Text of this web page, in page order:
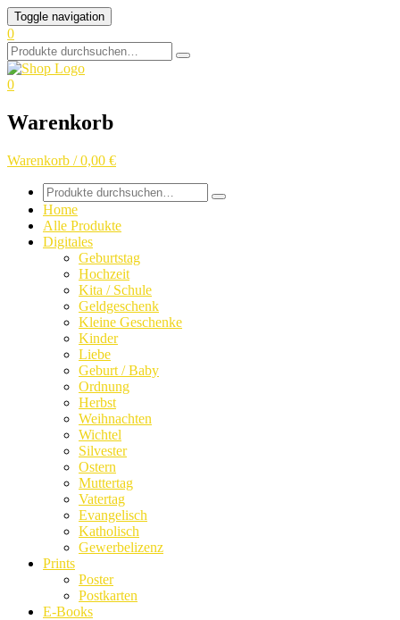
Skip
to
content
Toggle navigation
0
Search
for:
0
Warenkorb
Warenkorb / 0,00 €
Search
for:
Home
Alle Produkte
Digitales
Geburtstag
Hochzeit
Kita / Schule
Geldgeschenk
Kleine Geschenke
Kinder
Liebe
Geburt / Baby
Ordnung
Herbst
Weihnachten
Wichtel
Silvester
Ostern
Muttertag
Vatertag
Evangelisch
Katholisch
Gewerbelizenz
Prints
Poster
Postkarten
E-Books